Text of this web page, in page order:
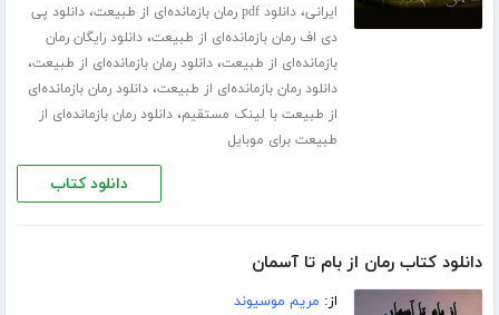
ایرانی،دانلود pdf رمان بازمانده‌ای از طبیعت ،دانلود پی
دی اف رمان بازمانده‌ای از طبیعت،دانلود رایگان رمان
بازمانده‌ای از طبیعت،دانلود رمان بازمانده‌ای از طبیعت،
دانلود رمان بازمانده‌ای از طبیعت،دانلود رمان بازمانده‌ای
از طبیعت با لینک مستقیم،دانلود رمان بازمانده‌ای از
طبیعت برای موبایل
دانلود کتاب
دانلود کتاب رمان از بام تا آسمان
از: مریم موسیوند